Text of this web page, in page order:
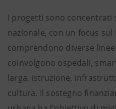
I progetti sono
nazionale, con un focus sul
comprendono diverse
coinvolgono ospedali,
larga, istruzione,
cultura. Il sostegno